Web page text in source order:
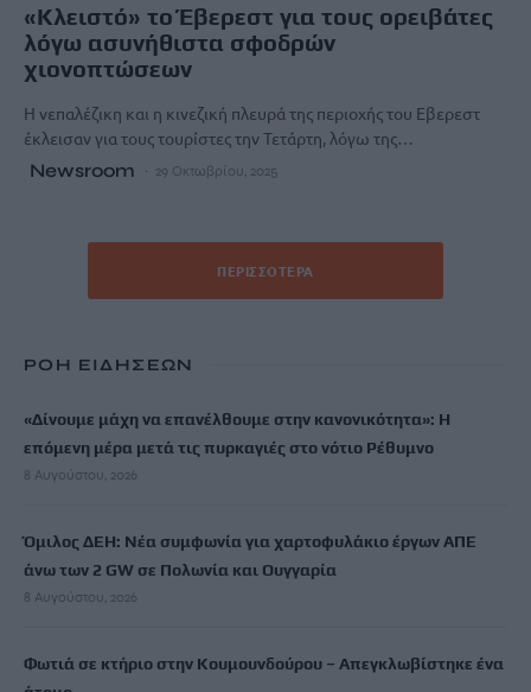
«Κλειστό» το Έβερεστ για τους ορειβάτες
λόγω ασυνήθιστα σφοδρών
χιονοπτώσεων
Η νεπαλέζικη και η κινεζική πλευρά της περιοχής του Εβερεστ
έκλεισαν για τους τουρίστες την Τετάρτη, λόγω της…
Newsroom 29 Οκτωβρίου, 2025
ΠΕΡΙΣΣΌΤΕΡΑ
ΡΟΗ ΕΙΔΗΣΕΩΝ
«Δίνουμε μάχη να επανέλθουμε στην κανονικότητα»: Η
επόμενη μέρα μετά τις πυρκαγιές στο νότιο Ρέθυμνο
8 Αυγούστου, 2026
Όμιλος ΔΕΗ: Νέα συμφωνία για χαρτοφυλάκιο έργων ΑΠΕ
άνω των 2 GW σε Πολωνία και Ουγγαρία
8 Αυγούστου, 2026
Φωτιά σε κτήριο στην Κουμουνδούρου – Απεγκλωβίστηκε ένα